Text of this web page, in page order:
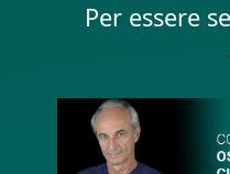
Per essere